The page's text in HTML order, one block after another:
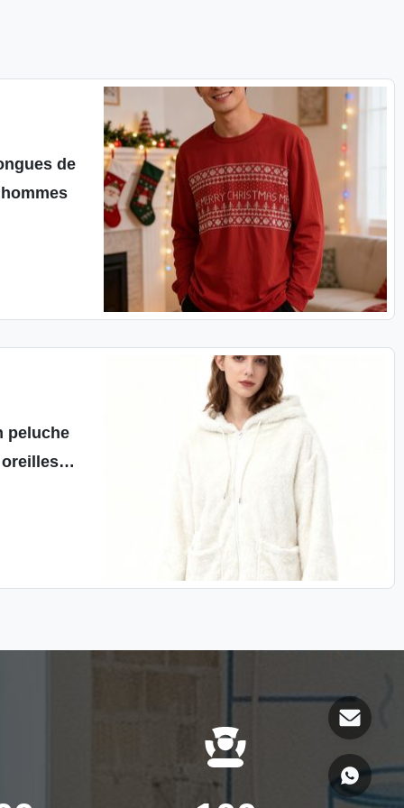
de
peluche